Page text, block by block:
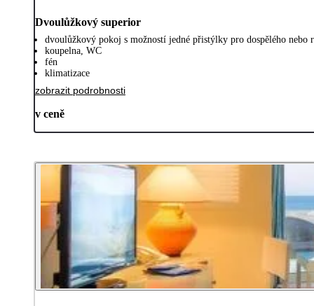
Dvoulůžkový superior
dvoulůžkový pokoj s možností jedné přistýlky pro dospělého nebo
koupelna, WC
fén
klimatizace
zobrazit podrobnosti
v ceně